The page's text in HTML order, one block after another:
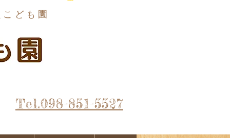
ども園
Tel.098-851-5527